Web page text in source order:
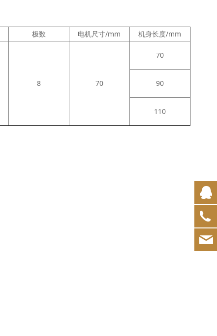
极数 电机尺寸/mm
机身长度/mm
8 70
70
90
110